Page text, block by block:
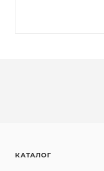
КАТАЛОГ